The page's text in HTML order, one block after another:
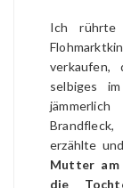
Ich rührte
selbiges
erzählte
Mutter am
die